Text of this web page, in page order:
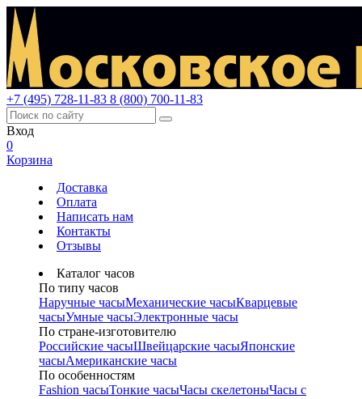
+7 (495) 728-11-83 8 (800) 700-11-83
Вход
0
Корзина
Доставка
Оплата
Написать нам
Контакты
Отзывы
Каталог часов
По типу часов
Наручные часыМеханические часыКварцевые
часыУмные часыЭлектронные часы
По стране-изготовителю
Российские часыШвейцарские часыЯпонские
часыАмериканские часы
По особенностям
Fashion часыТонкие часыЧасы скелетоныЧасы с